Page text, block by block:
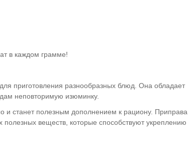
в каждом грамме!
приготовления разнообразных блюд. Она обладает
неповторимую изюминку.
и станет полезным дополнением к рациону. Приправа
веществ, которые способствуют укреплению